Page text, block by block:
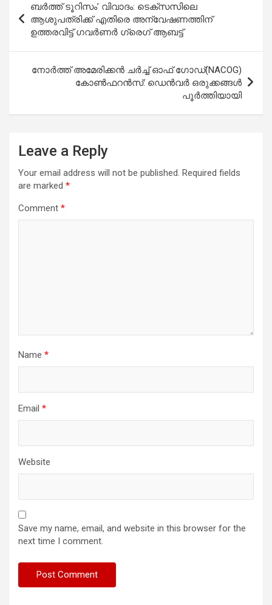
navigation
ബർത്ത് ടൂറിസം’ വിവാദം: ടെക്സസിലെ
ആശുപത്രിക്ക് എതിരെ അന്വേഷണത്തിന്
ഉത്തരവിട്ട് ഗവർണർ ഗ്രെഗ് ആബട്ട്
നോർത്ത് അമേരിക്കൻ ചർച്ച് ഓഫ് ഗോഡ്(NACOG)
കോൺഫറൻസ്: ഡെൻവർ ഒരുക്കങ്ങൾ
പൂർത്തിയായി
Leave a Reply
Your email address will not be published. Required fields
are marked *
Comment *
Name *
Email *
Website
Save my name, email, and website in this browser for the
next time I comment.